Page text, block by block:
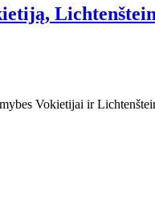
Vokietijai ir